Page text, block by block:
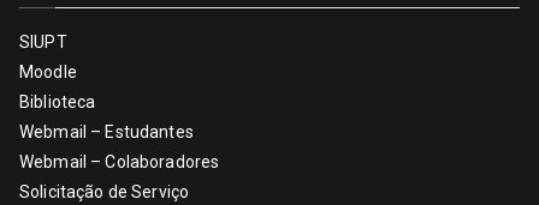
SIUPT
Moodle
Biblioteca
Webmail – Estudantes
Webmail – Colaboradores
Solicitação de Serviço